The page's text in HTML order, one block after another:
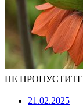
НЕ ПРОПУСТИТЕ
21.02.2025